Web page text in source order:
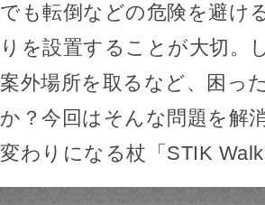
でも転倒などの危険を避け
りを設置することが大切。
案外場所を取るなど、困っ
か？今回はそんな問題を解
変わりになる杖「STIK